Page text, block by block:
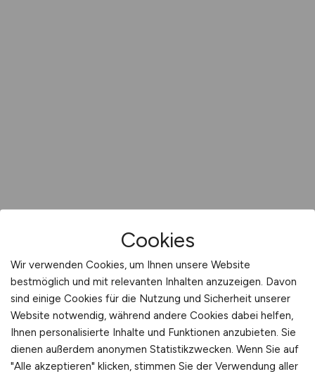
Cookies
Wir verwenden Cookies, um Ihnen unsere Website
bestmöglich und mit relevanten Inhalten anzuzeigen. Davon
sind einige Cookies für die Nutzung und Sicherheit unserer
Website notwendig, während andere Cookies dabei helfen,
Ihnen personalisierte Inhalte und Funktionen anzubieten. Sie
dienen außerdem anonymen Statistikzwecken. Wenn Sie auf
"Alle akzeptieren" klicken, stimmen Sie der Verwendung aller